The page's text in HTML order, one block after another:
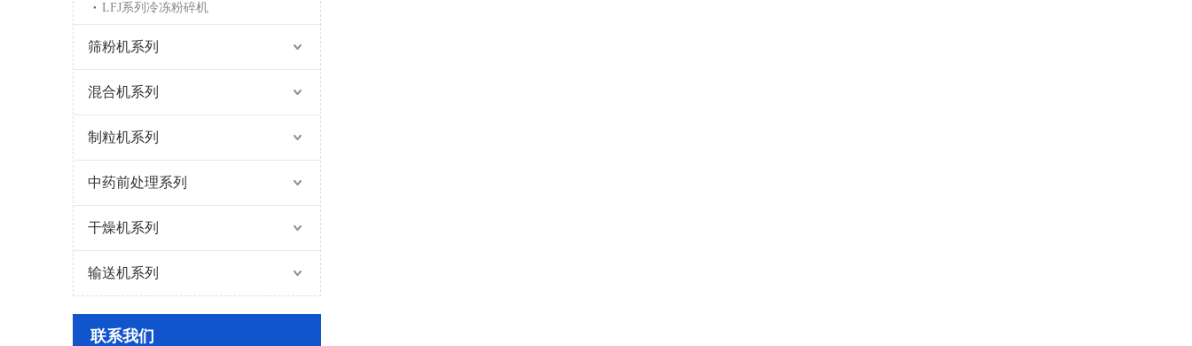
LFJ系列冷冻粉碎机
筛粉机系列
混合机系列
制粒机系列
中药前处理系列
干燥机系列
输送机系列
联系我们